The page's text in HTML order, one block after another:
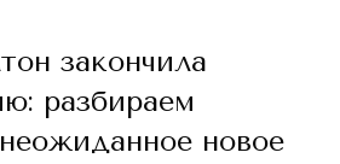
закончила
разбираем
новое